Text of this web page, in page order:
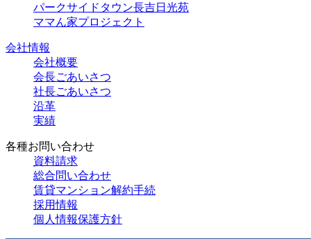
パークサイドタウン長吉日光苑
ママん家プロジェクト
会社情報
会社概要
会長ごあいさつ
社長ごあいさつ
沿革
実績
各種お問い合わせ
資料請求
総合問い合わせ
賃貸マンション解約手続
採用情報
個人情報保護方針